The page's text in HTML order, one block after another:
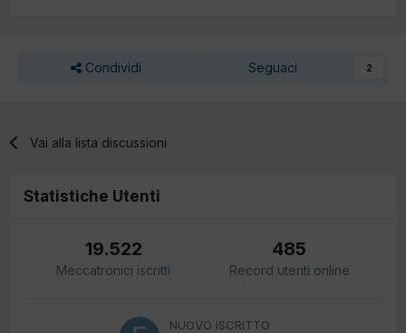
Condividi Seguaci 2
Vai alla lista discussioni
Statistiche Utenti
19.522
Meccatronici iscritti
485
Record utenti online
NUOVO ISCRITTO